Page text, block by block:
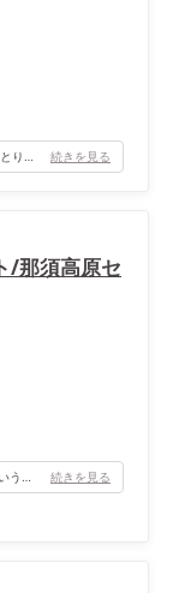
私たちは親族・友人含め約60名ほど招待しましたが、ひとりひとり全員の顔が見渡せるちょうど良い広さに感じました。挙式会場の隣が披露宴会場なので、光もたくさん入りますし、会場内の動線も分かりやすかったです。 続きを見る
/那須高原セ
那須高原ミッシェルガーデンコート内にある、ローザという会場で披露宴を執り行いました。 https://michaelresort.com/nasu/gallery/rosa/ 茶色いグランドピアノに、お城のような内階段と中庭、そして絵画があらゆるところに飾り付けられている、感動的な会場。 「素敵だな・・・」と、思わず幸せのため息が出てきてしまうほど、惚れ込んでしまい、この会場に決めました。 茶色のグランドピアノに惹かれたことや、カーテンや装飾品など全体的な会場の色味がベージュで統一されていたことも、大きな決め手でした。 続きを見る